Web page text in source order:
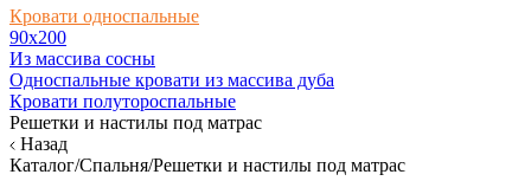
Кровати односпальные
90х200
Из массива сосны
Односпальные кровати из массива дуба
Кровати полутороспальные
Решетки и настилы под матрас
Назад
Каталог/Спальня/Решетки и настилы под матрас